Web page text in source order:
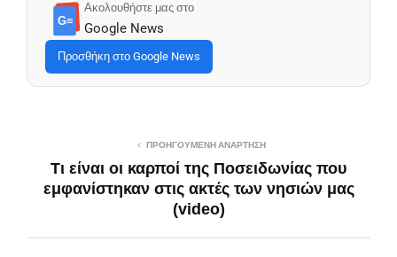
G≡
Ακολουθήστε μας στο
Google News
Προσθήκη στο Google News
ΠΡΟΗΓΟΎΜΕΝΗ ΑΝΆΡΤΗΣΗ
Τι είναι οι καρποί της Ποσειδωνίας που
εμφανίστηκαν στις ακτές των νησιών μας
(video)